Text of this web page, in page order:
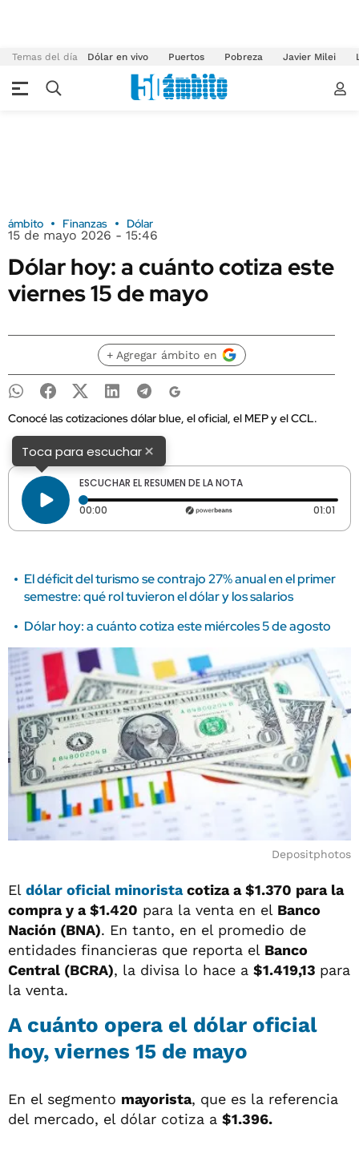
Temas del día Dólar en vivo Puertos Pobreza Javier Milei
ámbito Finanzas Dólar
15 de mayo 2026 - 15:46
Dólar hoy: a cuánto cotiza este
viernes 15 de mayo
+ Agregar ámbito en
Conocé las cotizaciones dólar blue, el oficial, el MEP y el CCL.
Toca para escuchar×
ESCUCHAR EL RESUMEN DE LA NOTA
00:00 Tiempo transcurrido: 0 segundos 01:01
El déficit del turismo se contrajo 27% anual en el primer
semestre: qué rol tuvieron el dólar y los salarios
Dólar hoy: a cuánto cotiza este miércoles 5 de agosto
Depositphotos
El dólar oficial minoristacotiza a$1.370 para la
compra y a$1.420 para la venta en el Banco
Nación (BNA). En tanto, en el promedio de
entidades financieras que reporta el Banco
Central (BCRA), la divisa lo hace a $1.419,13 para
la venta.
A cuánto opera el dólar oficial
hoy, viernes 15 de mayo
En el segmento mayorista, que es la referencia
del mercado, el dólar cotiza a $1.396.